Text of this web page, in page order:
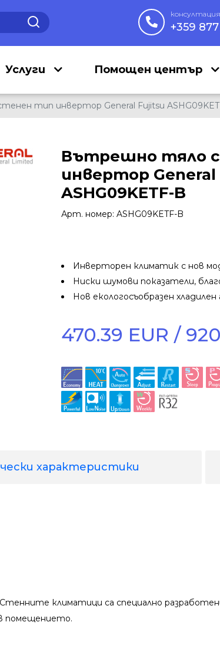
+359
Услуги Помощен център
тип инвертор General Fujitsu
Вътрешно тяло
инвертор General
ASHG09KETF-B
Арт. номер: ASHG09KETF-B
Инверторен климатик с нов
Ниски шумови показатели,
Нов екологосъобразен
470.39 EUR /
характеристики
климатици са специално разработени
помещението.